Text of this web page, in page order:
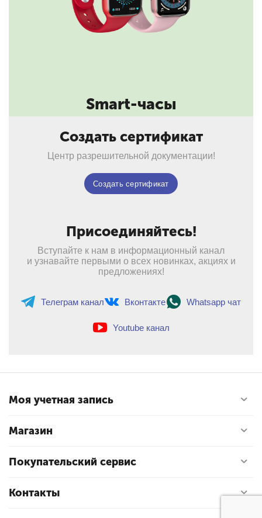
Smart-часы
Создать сертификат
Центр разрешительной документации!
Создать сертификат
Присоединяйтесь!
Вступайте к нам в информационный канал
и узнавайте первыми о всех новинках, акциях и
предложениях!
Телеграм канал Вконтакте Whatsapp чат
Youtube канал
Моя учетная запись
Магазин
Покупательский сервис
Контакты